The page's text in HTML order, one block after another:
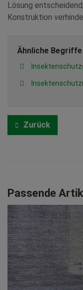
Lösung
Konstruktion
Ähnliche Begriffe
Zurück
Passende